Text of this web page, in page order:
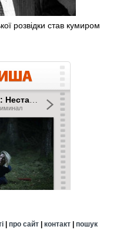
розвідки став кумиром
| про сайт| контакт| пошук